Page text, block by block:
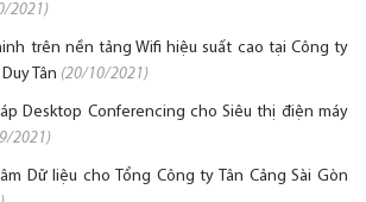
2021)
trên nền tảng Wifi hiệu suất cao tại Công ty
Tân (20/10/2021)
Desktop Conferencing cho Siêu thị điện máy
2021)
Dữ liệu cho Tổng Công ty Tân Cảng Sài Gòn